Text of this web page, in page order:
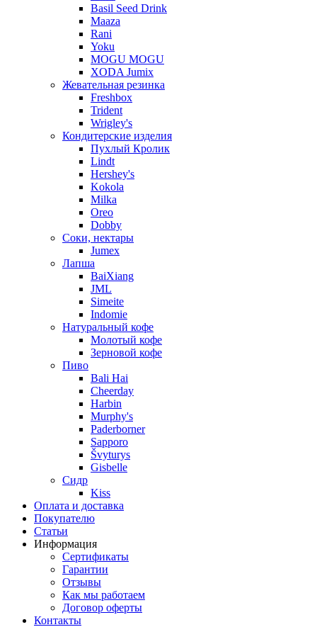
Basil Seed Drink
Maaza
Rani
Yoku
MOGU MOGU
XODA Jumix
Жевательная резинка
Freshbox
Trident
Wrigley's
Кондитерские изделия
Пухлый Кролик
Lindt
Hershey's
Kokola
Milka
Oreo
Dobby
Соки, нектары
Jumex
Лапша
BaiXiang
JML
Simeite
Indomie
Натуральный кофе
Молотый кофе
Зерновой кофе
Пиво
Bali Hai
Cheerday
Harbin
Murphy's
Paderborner
Sapporo
Švyturys
Gisbelle
Сидр
Kiss
Оплата и доставка
Покупателю
Статьи
Информация
Сертификаты
Гарантии
Отзывы
Как мы работаем
Договор оферты
Контакты